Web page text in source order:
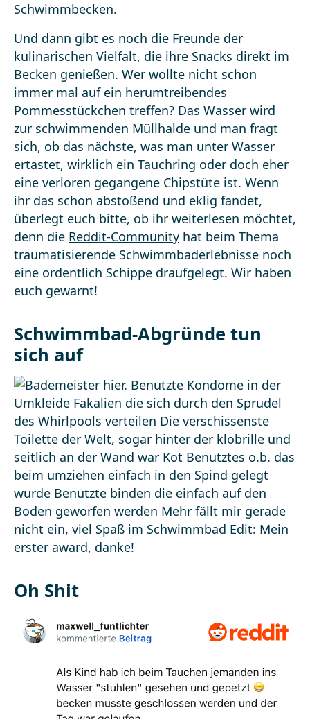
Schwimmbecken.
Und dann gibt es noch die Freunde der
kulinarischen Vielfalt, die ihre Snacks direkt im
Becken genießen. Wer wollte nicht schon
immer mal auf ein herumtreibendes
Pommesstückchen treffen? Das Wasser wird
zur schwimmenden Müllhalde und man fragt
sich, ob das nächste, was man unter Wasser
ertastet, wirklich ein Tauchring oder doch eher
eine verloren gegangene Chipstüte ist. Wenn
ihr das schon abstoßend und eklig fandet,
überlegt euch bitte, ob ihr weiterlesen möchtet,
denn die Reddit-Community hat beim Thema
traumatisierende Schwimmbaderlebnisse noch
eine ordentlich Schippe draufgelegt. Wir haben
euch gewarnt!
Schwimmbad-Abgründe tun
sich auf
Oh Shit